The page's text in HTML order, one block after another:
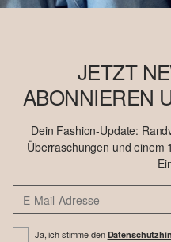
JETZT
ABONNIEREN
Dein Fashion-Update:
Überraschungen und einem
Ja, ich stimme den